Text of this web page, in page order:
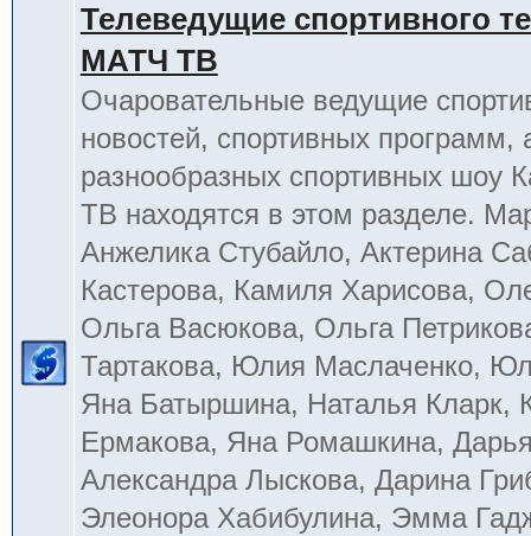
Телеведущие спортивного
МАТЧ ТВ
Очаровательные ведущие
новостей, спортивных программ,
разнообразных спортивных шоу
ТВ находятся в этом разделе.
Анжелика Стубайло, Актерина
Кастерова, Камиля Харисова,
Ольга Васюкова, Ольга
Тартакова, Юлия Маслаченко,
Яна Батыршина, Наталья Кларк,
Ермакова, Яна Ромашкина,
Александра Лыскова, Дарина
Элеонора Хабибулина, Эмма